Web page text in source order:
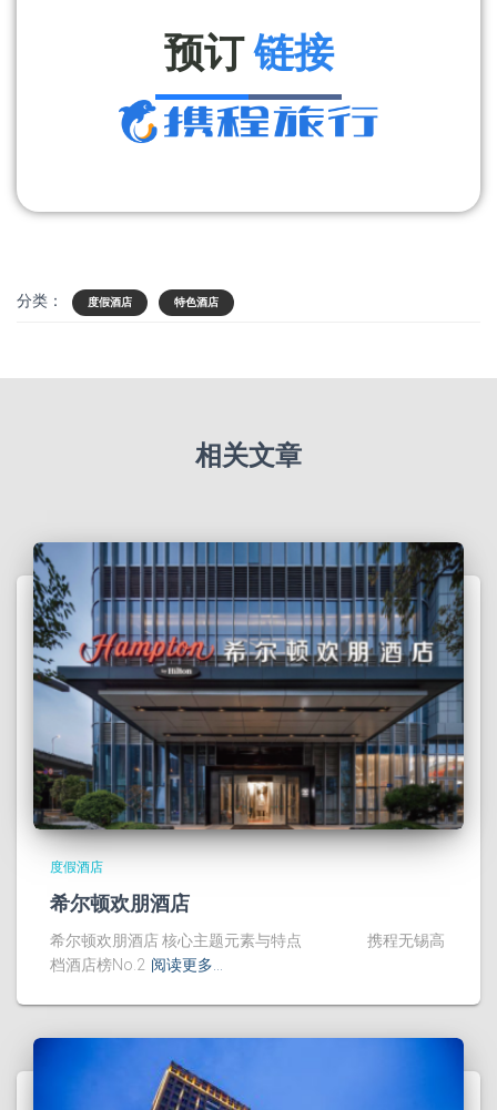
预订链接
分类： 度假酒店 特色酒店
相关文章
度假酒店
希尔顿欢朋酒店
希尔顿欢朋酒店 核心主题元素与特点 携程无锡高
档酒店榜No.2 阅读更多…